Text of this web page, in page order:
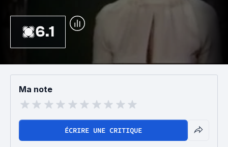
6.1
Ma note
ÉCRIRE UNE CRITIQUE